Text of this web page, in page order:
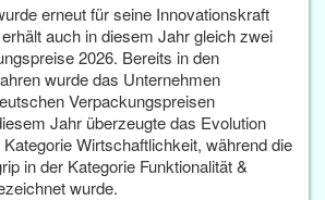
erneut für seine Innovationskraft
auch in diesem Jahr gleich zwei
2026. Bereits in den
wurde das Unternehmen
Verpackungspreisen
Jahr überzeugte das Evolution
Wirtschaftlichkeit, während die
in der Kategorie Funktionalität &
wurde.